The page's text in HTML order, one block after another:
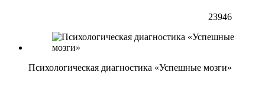
23946
Психологическая диагностика «Успешные мозги»